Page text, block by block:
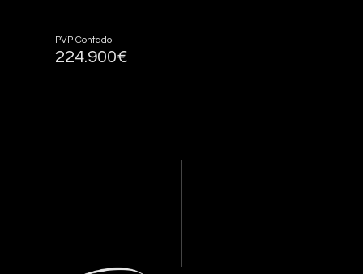
PVP Contado
224.900€